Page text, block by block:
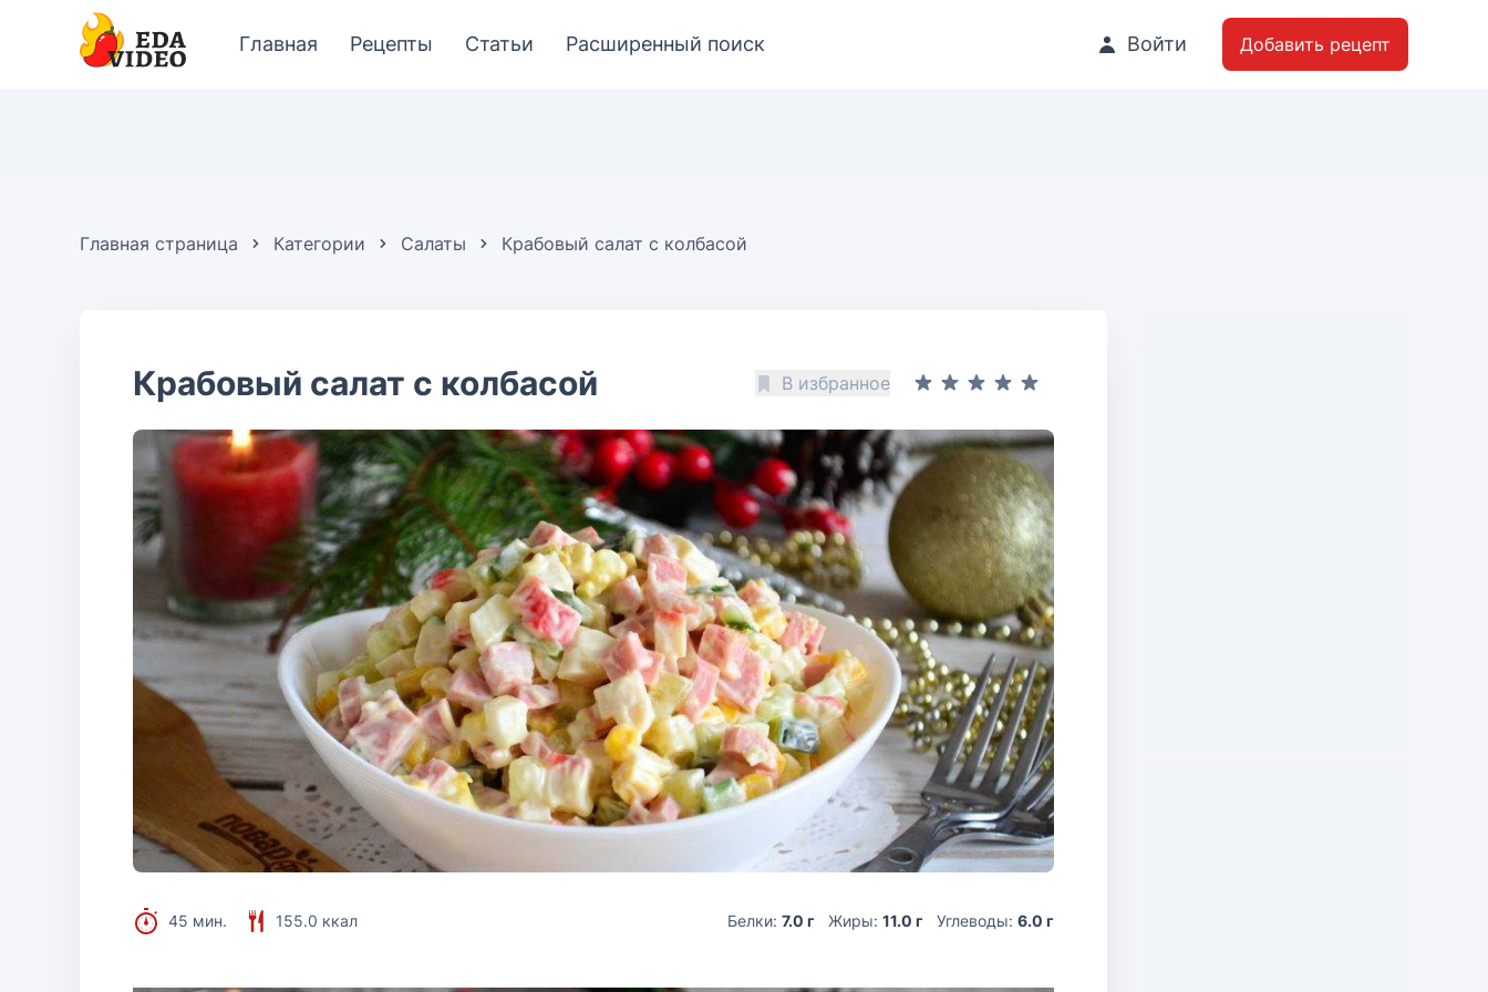
Главная Рецепты Статьи Расширенный поиск Войти Добавить рецепт
Главная страница Категории Салаты Крабовый салат с колбасой
Крабовый салат с колбасой В избранное
45 мин. 155.0 ккал Белки: 7.0 г Жиры: 11.0 г Углеводы: 6.0 г